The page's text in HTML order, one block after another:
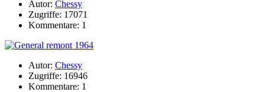
Autor: Chessy
Zugriffe: 17071
Kommentare: 1
Autor: Chessy
Zugriffe: 16946
Kommentare: 1